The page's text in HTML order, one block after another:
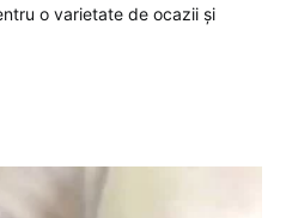
o varietate de ocazii și